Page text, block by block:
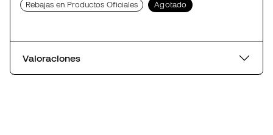
Rebajas en Productos Oficiales Agotado
Valoraciones